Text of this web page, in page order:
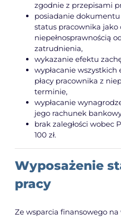
zgodnie z przepisami
posiadanie
status pracownika jako
niepełnosprawnością
zatrudnienia,
wykazanie efektu
wypłacanie
płacy pracownika z
terminie,
wypłacanie
jego rachunek
brak zaległości wobec
100 zł.
Wyposażenie
pracy
Ze wsparcia finansowego na